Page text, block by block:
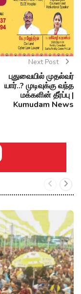
Next Post
புதுவையில் முதல்வர்
யார்..? முடிவுக்கு வந்த
மக்களின் தீர்ப்பு |
Kumudam News